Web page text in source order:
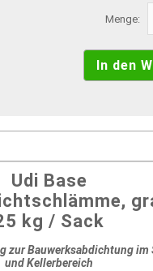
Menge:
Udi Base
kg / Sack
zur Bauwerksabdichtung im
und Kellerbereich